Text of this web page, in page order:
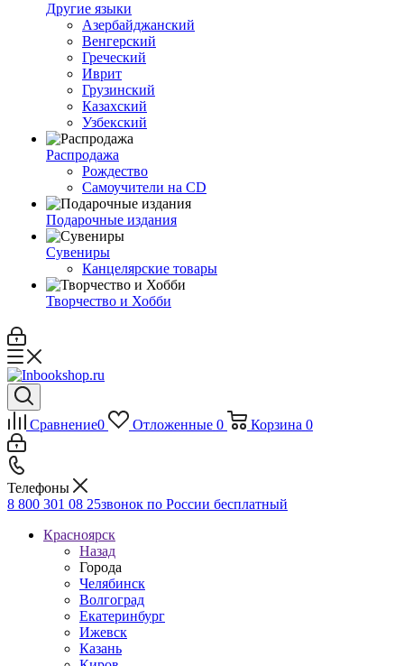
Другие языки
Азербайджанский
Венгерский
Греческий
Иврит
Грузинский
Казахский
Узбекский
Распродажа
Рождество
Самоучители на CD
Подарочные издания
Сувениры
Канцелярские товары
Творчество и Хобби
Сравнение0 Отложенные 0 Корзина 0
Телефоны
8 800 301 08 25звонок по России бесплатный
Красноярск
Назад
Города
Челябинск
Волгоград
Екатеринбург
Ижевск
Казань